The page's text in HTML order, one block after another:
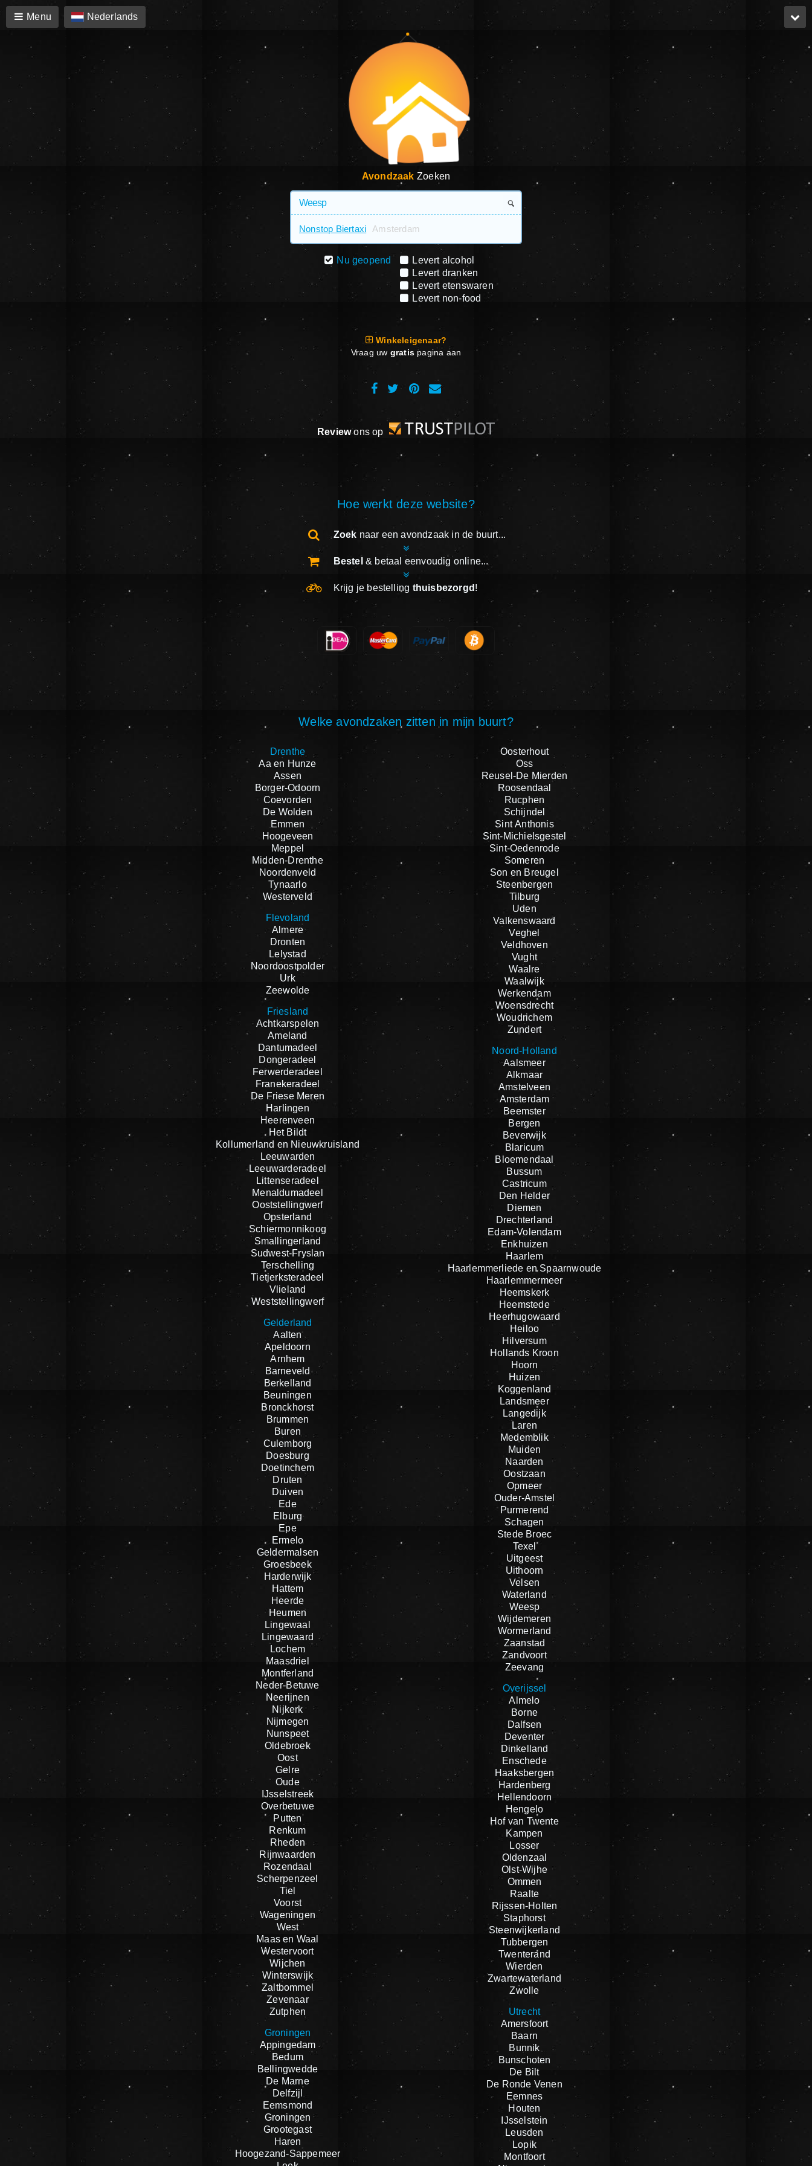
Menu Nederlands
Avondzaak Zoeken
Nonstop Biertaxi Amsterdam
Nu geopend
Levert alcohol
Levert dranken
Levert etenswaren
Levert non-food
Winkeleigenaar?
Vraag uw gratispagina aan
Reviewons op
Hoe werkt deze website?
Zoek naar een avondzaak in de buurt...
Bestel & betaal eenvoudig online...
Krijg je bestelling thuisbezorgd !
Welke avondzaken zitten in mijn buurt?
Drenthe
Aa en Hunze
Assen
Borger-Odoorn
Coevorden
De Wolden
Emmen
Hoogeveen
Meppel
Midden-Drenthe
Noordenveld
Tynaarlo
Westerveld
Flevoland
Almere
Dronten
Lelystad
Noordoostpolder
Urk
Zeewolde
Friesland
Achtkarspelen
Ameland
Dantumadeel
Dongeradeel
Ferwerderadeel
Franekeradeel
De Friese Meren
Harlingen
Heerenveen
Het Bildt
Kollumerland en Nieuwkruisland
Leeuwarden
Leeuwarderadeel
Littenseradeel
Menaldumadeel
Ooststellingwerf
Opsterland
Schiermonnikoog
Smallingerland
Sudwest-Fryslan
Terschelling
Tietjerksteradeel
Vlieland
Weststellingwerf
Gelderland
Aalten
Apeldoorn
Arnhem
Barneveld
Berkelland
Beuningen
Bronckhorst
Brummen
Buren
Culemborg
Doesburg
Doetinchem
Druten
Duiven
Ede
Elburg
Epe
Ermelo
Geldermalsen
Groesbeek
Harderwijk
Hattem
Heerde
Heumen
Lingewaal
Lingewaard
Lochem
Maasdriel
Montferland
Neder-Betuwe
Neerijnen
Nijkerk
Nijmegen
Nunspeet
Oldebroek
Oost
Gelre
Oude
IJsselstreek
Overbetuwe
Putten
Renkum
Rheden
Rijnwaarden
Rozendaal
Scherpenzeel
Tiel
Voorst
Wageningen
West
Maas en Waal
Westervoort
Wijchen
Winterswijk
Zaltbommel
Zevenaar
Zutphen
Groningen
Appingedam
Bedum
Bellingwedde
De Marne
Delfzijl
Eemsmond
Groningen
Grootegast
Haren
Hoogezand-Sappemeer
Oosterhout
Oss
Reusel-De Mierden
Roosendaal
Rucphen
Schijndel
Sint Anthonis
Sint-Michielsgestel
Sint-Oedenrode
Someren
Son en Breugel
Steenbergen
Tilburg
Uden
Valkenswaard
Veghel
Veldhoven
Vught
Waalre
Waalwijk
Werkendam
Woensdrecht
Woudrichem
Zundert
Noord-Holland
Aalsmeer
Alkmaar
Amstelveen
Amsterdam
Beemster
Bergen
Beverwijk
Blaricum
Bloemendaal
Bussum
Castricum
Den Helder
Diemen
Drechterland
Edam-Volendam
Enkhuizen
Haarlem
Haarlemmerliede en Spaarnwoude
Haarlemmermeer
Heemskerk
Heemstede
Heerhugowaard
Heiloo
Hilversum
Hollands Kroon
Hoorn
Huizen
Koggenland
Landsmeer
Langedijk
Laren
Medemblik
Muiden
Naarden
Oostzaan
Opmeer
Ouder-Amstel
Purmerend
Schagen
Stede Broec
Texel
Uitgeest
Uithoorn
Velsen
Waterland
Weesp
Wijdemeren
Wormerland
Zaanstad
Zandvoort
Zeevang
Overijssel
Almelo
Borne
Dalfsen
Deventer
Dinkelland
Enschede
Haaksbergen
Hardenberg
Hellendoorn
Hengelo
Hof van Twente
Kampen
Losser
Oldenzaal
Olst-Wijhe
Ommen
Raalte
Rijssen-Holten
Staphorst
Steenwijkerland
Tubbergen
Twenterand
Wierden
Zwartewaterland
Zwolle
Utrecht
Amersfoort
Baarn
Bunnik
Bunschoten
De Bilt
De Ronde Venen
Eemnes
Houten
IJsselstein
Leusden
Lopik
Montfoort